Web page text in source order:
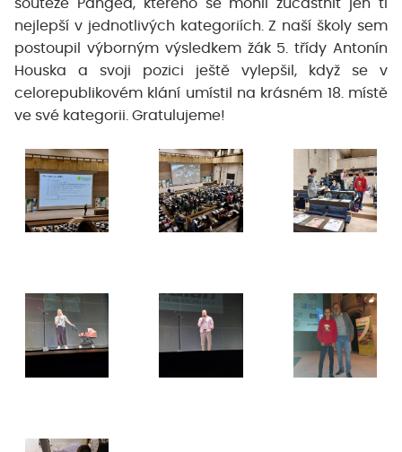
soutěže Pangea, kterého se mohli zúčastnit jen ti
nejlepší v jednotlivých kategoriích. Z naší školy sem
postoupil výborným výsledkem žák 5. třídy Antonín
Houska a svoji pozici ještě vylepšil, když se v
celorepublikovém klání umístil na krásném 18. místě
ve své kategorii. Gratulujeme!